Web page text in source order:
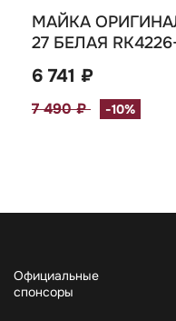
МАЙКА
27 БЕЛАЯ
6 741 ₽
7 490 ₽ -10%
Официальные
спонсоры